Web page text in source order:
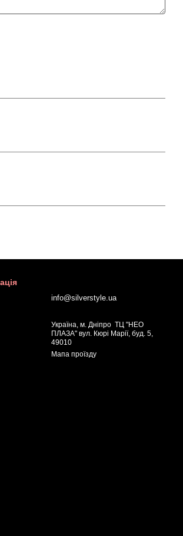
info@silverstyle.ua
Україна, м. Дніпро ТЦ "НЕО
ПЛАЗА" вул. Кюрі Марії, буд. 5,
49010
Мапа проїзду